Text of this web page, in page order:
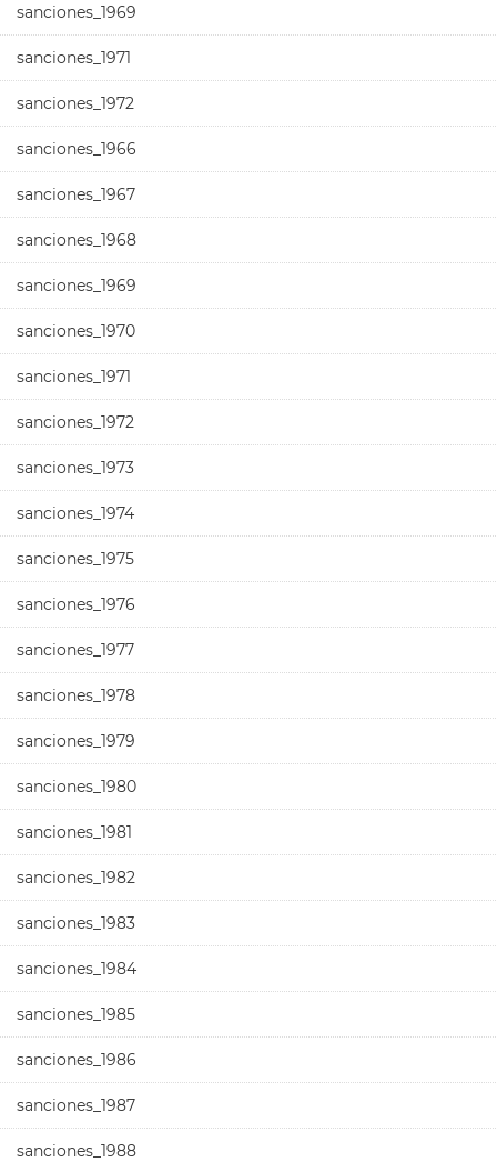
sanciones_1969
sanciones_1971
sanciones_1972
sanciones_1966
sanciones_1967
sanciones_1968
sanciones_1969
sanciones_1970
sanciones_1971
sanciones_1972
sanciones_1973
sanciones_1974
sanciones_1975
sanciones_1976
sanciones_1977
sanciones_1978
sanciones_1979
sanciones_1980
sanciones_1981
sanciones_1982
sanciones_1983
sanciones_1984
sanciones_1985
sanciones_1986
sanciones_1987
sanciones_1988